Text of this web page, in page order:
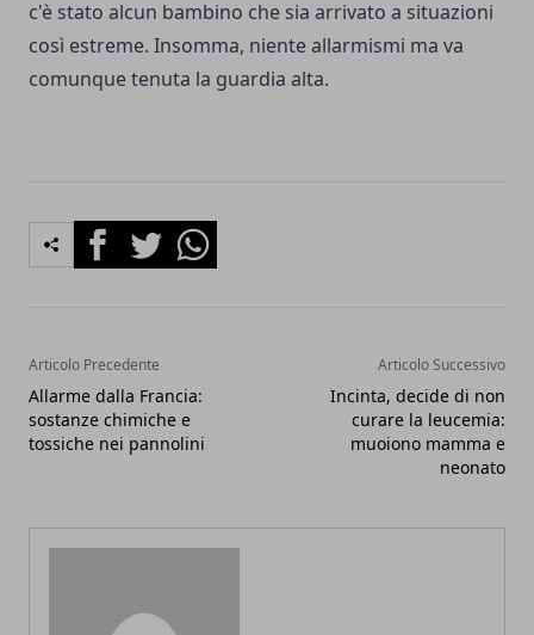
c'è stato alcun bambino che sia arrivato a situazioni
così estreme. Insomma, niente allarmismi ma va
comunque tenuta la guardia alta.
FacebookTwitterWhatsapp
Articolo Precedente
Allarme dalla Francia:
sostanze chimiche e
tossiche nei pannolini
Articolo Successivo
Incinta, decide di non
curare la leucemia:
muoiono mamma e
neonato